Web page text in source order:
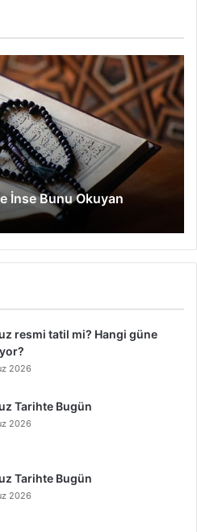
İnse Bunu Okuyan
resmi tatil mi? Hangi güne
2026
Tarihte Bugün
2026
Tarihte Bugün
2026